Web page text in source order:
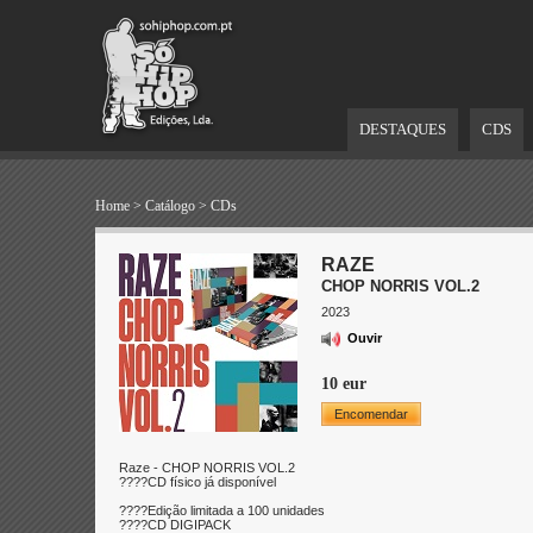
DESTAQUES CDS
Home > Catálogo > CDs
RAZE
CHOP NORRIS VOL.2
2023
Ouvir
10 eur
Encomendar
Raze - CHOP NORRIS VOL.2
????CD físico já disponível
????Edição limitada a 100 unidades
????CD DIGIPACK